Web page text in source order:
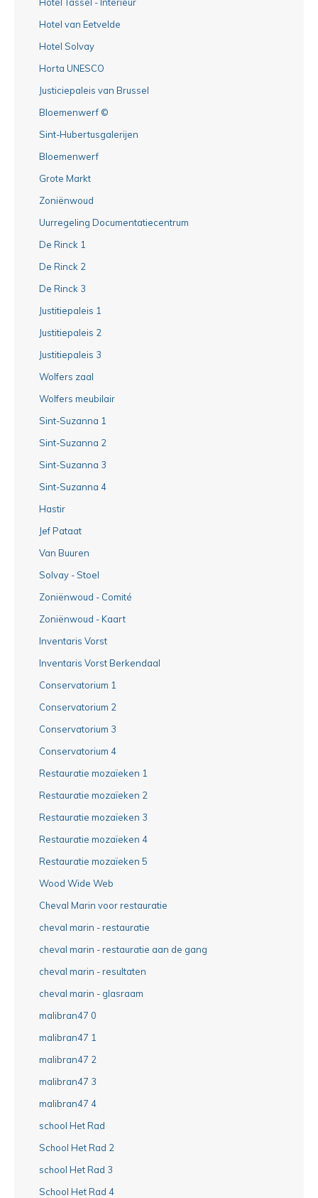
Hotel van Eetvelde
Hotel Solvay
Horta UNESCO
Justiciepaleis van Brussel
Bloemenwerf ©
Sint-Hubertusgalerijen
Bloemenwerf
Grote Markt
Zoniënwoud
Uurregeling Documentatiecentrum
De Rinck 1
De Rinck 2
De Rinck 3
Justitiepaleis 1
Justitiepaleis 2
Justitiepaleis 3
Wolfers zaal
Wolfers meubilair
Sint-Suzanna 1
Sint-Suzanna 2
Sint-Suzanna 3
Sint-Suzanna 4
Hastir
Jef Pataat
Van Buuren
Solvay - Stoel
Zoniënwoud - Comité
Zoniënwoud - Kaart
Inventaris Vorst
Inventaris Vorst Berkendaal
Conservatorium 1
Conservatorium 2
Conservatorium 3
Conservatorium 4
Restauratie mozaïeken 1
Restauratie mozaïeken 2
Restauratie mozaïeken 3
Restauratie mozaïeken 4
Restauratie mozaïeken 5
Wood Wide Web
Cheval Marin voor restauratie
cheval marin - restauratie
cheval marin - restauratie aan de gang
cheval marin - resultaten
cheval marin - glasraam
malibran47 0
malibran47 1
malibran47 2
malibran47 3
malibran47 4
school Het Rad
School Het Rad 2
school Het Rad 3
School Het Rad 4